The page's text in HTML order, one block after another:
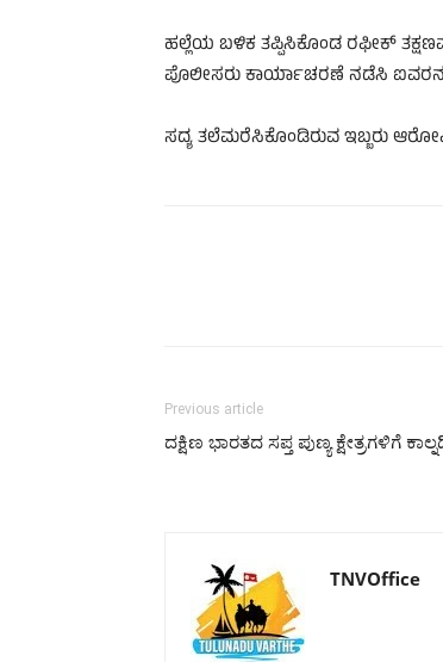
ಹಲ್ಲೆಯ ಬಳಿಕ ತಪ್ಪಿಸಿಕೊಂಡ ರಫೀಕ್
ಪೊಲೀಸರು ಕಾರ್ಯಾಚರಣೆ ನಡೆಸಿ
ಸದ್ಯ ತಲೆಮರೆಸಿಕೊಂಡಿರುವ ಇಬ್ಬರು
Previous article
ದಕ್ಷಿಣ ಭಾರತದ ಸಪ್ತ ಪುಣ್ಯ ಕ್ಷೇತ್ರಗಳಿಗೆ
TNVOffice